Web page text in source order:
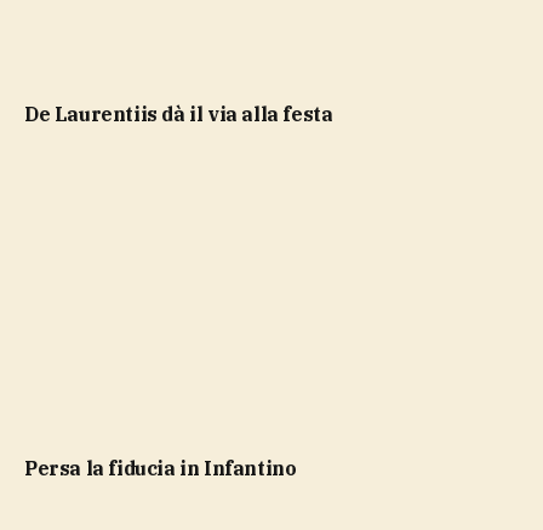
De Laurentiis dà il via alla festa
Persa la fiducia in Infantino